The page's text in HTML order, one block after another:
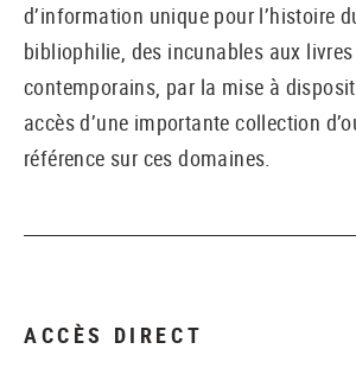
d’information unique pour l’histoire
bibliophilie, des incunables aux livres
contemporains, par la mise à
accès d’une importante collection
référence sur ces domaines.
ACCÈS DIRECT